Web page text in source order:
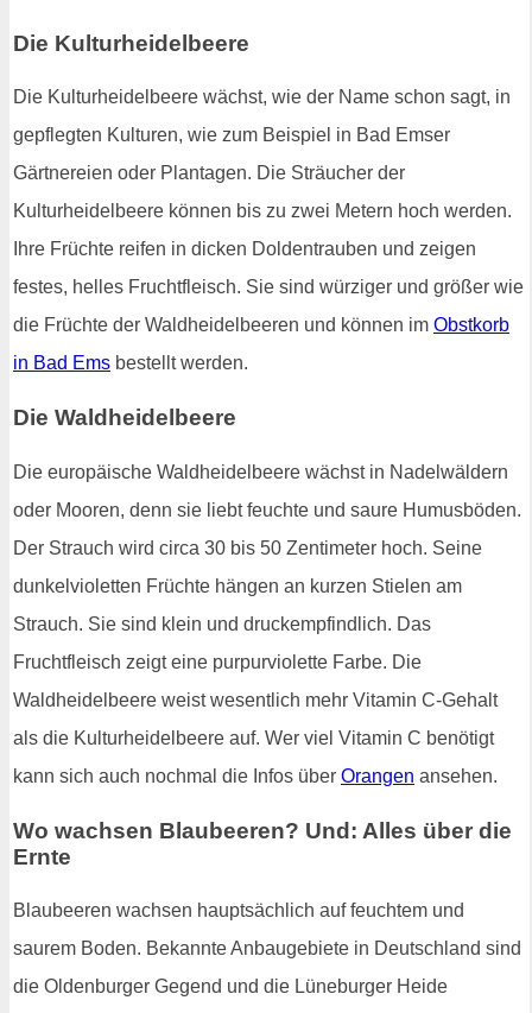
Die Kulturheidelbeere
Die Kulturheidelbeere wächst, wie der Name schon sagt, in
gepflegten Kulturen, wie zum Beispiel in Bad Emser
Gärtnereien oder Plantagen. Die Sträucher der
Kulturheidelbeere können bis zu zwei Metern hoch werden.
Ihre Früchte reifen in dicken Doldentrauben und zeigen
festes, helles Fruchtfleisch. Sie sind würziger und größer wie
die Früchte der Waldheidelbeeren und können im Obstkorb
in Bad Ems bestellt werden.
Die Waldheidelbeere
Die europäische Waldheidelbeere wächst in Nadelwäldern
oder Mooren, denn sie liebt feuchte und saure Humusböden.
Der Strauch wird circa 30 bis 50 Zentimeter hoch. Seine
dunkelvioletten Früchte hängen an kurzen Stielen am
Strauch. Sie sind klein und druckempfindlich. Das
Fruchtfleisch zeigt eine purpurviolette Farbe. Die
Waldheidelbeere weist wesentlich mehr Vitamin C-Gehalt
als die Kulturheidelbeere auf. Wer viel Vitamin C benötigt
kann sich auch nochmal die Infos über Orangen ansehen.
Wo wachsen Blaubeeren? Und: Alles über die
Ernte
Blaubeeren wachsen hauptsächlich auf feuchtem und
saurem Boden. Bekannte Anbaugebiete in Deutschland sind
die Oldenburger Gegend und die Lüneburger Heide